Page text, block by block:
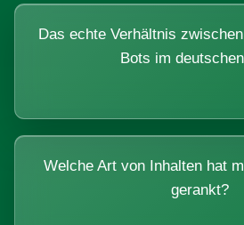
Das echte Verhältnis
Bots im
Welche Art von Inhalten hat
gerankt?